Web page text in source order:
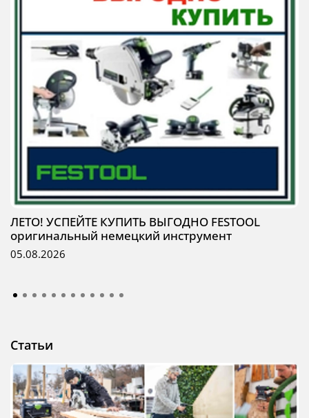
ЛЕТО! УСПЕЙТЕ КУПИТЬ ВЫГОДНО FESTOOL
оригинальный немецкий инструмент
05.08.2026
Статьи